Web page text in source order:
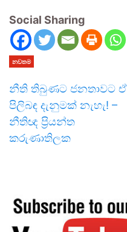
Social Sharing
නවතම
නීති තිබුණට ජනතාවට ඒ
පිලිබඳ දැනුමක් නැහැ! –
නීතිඥ ප්‍රියන්ත
කරුණාතිලක